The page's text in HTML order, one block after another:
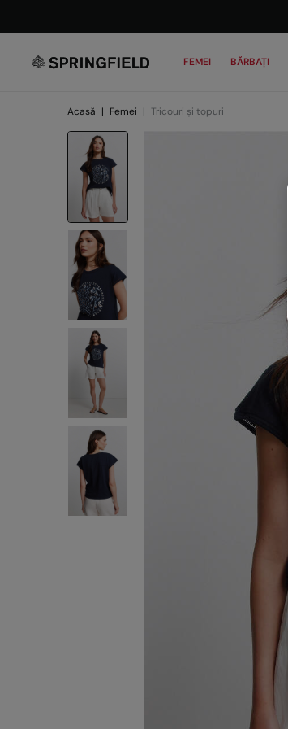
FEMEI BĂRBAȚI
Acasă | Femei | Tricouri și topuri